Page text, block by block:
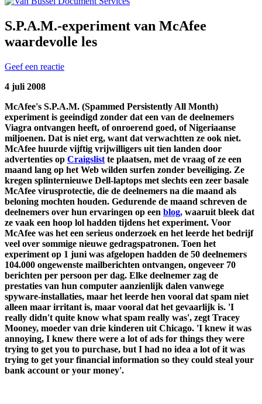
S.P.A.M.-experiment van McAfee
waardevolle les
Geef een reactie
4 juli 2008
McAfee's S.P.A.M. (Spammed Persistently All Month)
experiment is geeindigd zonder dat een van de deelnemers
Viagra ontvangen heeft, of onroerend goed, of Nigeriaanse
miljoenen. Dat is niet erg, want dat verwachtten ze ook niet.
McAfee huurde vijftig vrijwilligers uit tien landen door
advertenties op Craigslist te plaatsen, met de vraag of ze een
maand lang op het Web wilden surfen zonder beveiliging. Ze
kregen splinternieuwe Dell-laptops met slechts een zeer basale
McAfee virusprotectie, die de deelnemers na die maand als
beloning mochten houden. Gedurende de maand schreven de
deelnemers over hun ervaringen op een blog, waaruit bleek dat
ze vaak een hoop lol hadden tijdens het experiment. Voor
McAfee was het een serieus onderzoek en het leerde het bedrijf
veel over sommige nieuwe gedragspatronen. Toen het
experiment op 1 juni was afgelopen hadden de 50 deelnemers
104.000 ongewenste mailberichten ontvangen, ongeveer 70
berichten per persoon per dag. Elke deelnemer zag de
prestaties van hun computer aanzienlijk dalen vanwege
spyware-installaties, maar het leerde hen vooral dat spam niet
alleen maar irritant is, maar vooral dat het gevaarlijk is. 'I
really didn't quite know what spam really was', zegt Tracey
Mooney, moeder van drie kinderen uit Chicago. 'I knew it was
annoying, I knew there were a lot of ads for things they were
trying to get you to purchase, but I had no idea a lot of it was
trying to get your financial information so they could steal your
bank account or your money'.